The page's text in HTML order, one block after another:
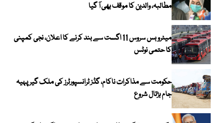
مطالبہ، والدین کا موقف بھی آ گیا
میٹرو بس سروس 11 اگست سے بند کرنے کا اعلان، نجی کمپنی
کا حتمی نوٹس
حکومت سے مذاکرات ناکام، گڈز ٹرانسپورٹرز کی ملک گیر پہیہ
جام ہڑتال شروع